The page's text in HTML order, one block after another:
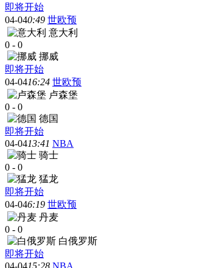
即将开始
04-040:49 世欧预
意大利
0 - 0
挪威
即将开始
04-0416:24 世欧预
卢森堡
0 - 0
德国
即将开始
04-0413:41 NBA
骑士
0 - 0
猛龙
即将开始
04-046:19 世欧预
丹麦
0 - 0
白俄罗斯
即将开始
04-0415:28 NBA